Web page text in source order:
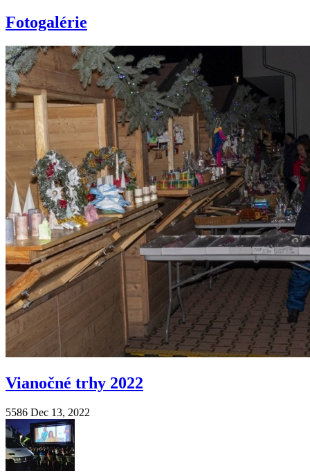
Fotogalérie
Vianočné trhy 2022
5586 Dec 13, 2022